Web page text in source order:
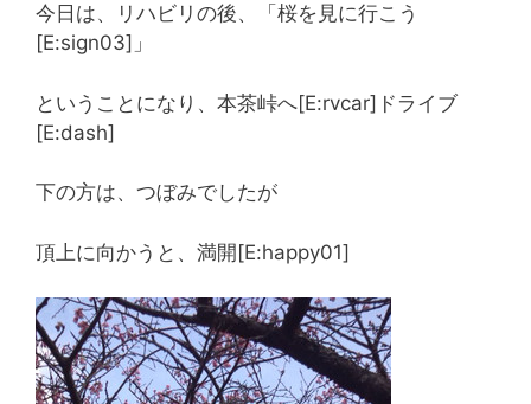
今日は、リハビリの後、「桜を見に行こう
[E:sign03]」
ということになり、本茶峠へ[E:rvcar]ドライブ
[E:dash]
下の方は、つぼみでしたが
頂上に向かうと、満開[E:happy01]